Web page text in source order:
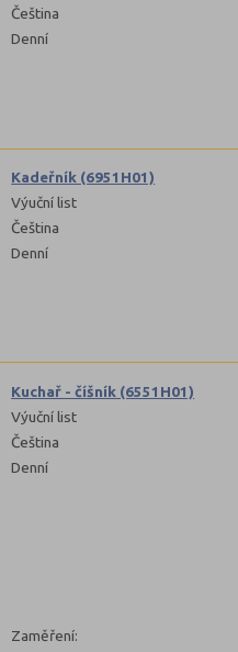
Čeština
Denní
Kadeřník (6951H01)
Výuční list
Čeština
Denní
Kuchař - číšník (6551H01)
Výuční list
Čeština
Denní
Zaměření: